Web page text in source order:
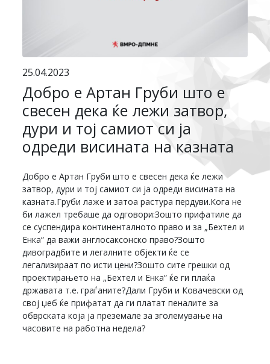
25.04.2023
Добро е Артан Груби што е
свесен дека ќе лежи затвор,
дури и тој самиот си ја
одреди висината на казната
Добро е Артан Груби што е свесен дека ќе лежи
затвор, дури и тој самиот си ја одреди висината на
казната.Груби лаже и затоа растура пердуви.Кога не
би лажел требаше да одговори:Зошто прифатиле да
се суспендира континенталното право и за „Бехтел и
Енка“ да важи англосаксонско право?Зошто
дивоградбите и легалните објекти ќе се
легализираат по исти цени?Зошто сите грешки од
проектирањето на „Бехтел и Енка“ ќе ги плаќа
државата т.е. граѓаните?Дали Груби и Ковачевски од
свој џеб ќе прифатат да ги платат пеналите за
обврската која ја преземале за зголемување на
часовите на работна недела?